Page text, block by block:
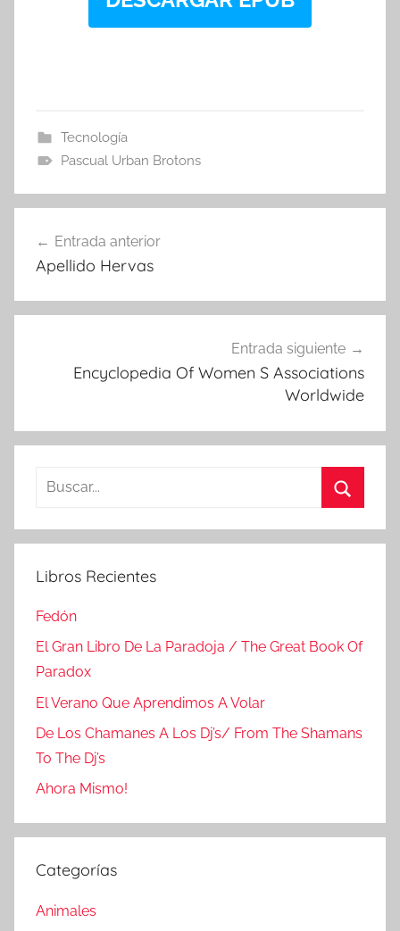
Tecnología
Pascual Urban Brotons
de
Entrada anterior
Apellido Hervas
Entrada siguiente
Encyclopedia Of Women S Associations
Worldwide
Buscar:
Libros Recientes
Fedón
El Gran Libro De La Paradoja / The Great Book Of
Paradox
El Verano Que Aprendimos A Volar
De Los Chamanes A Los Dj’s/ From The Shamans
To The Dj’s
Ahora Mismo!
Categorías
Animales